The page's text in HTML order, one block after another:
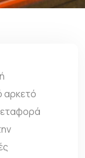
αρκετό